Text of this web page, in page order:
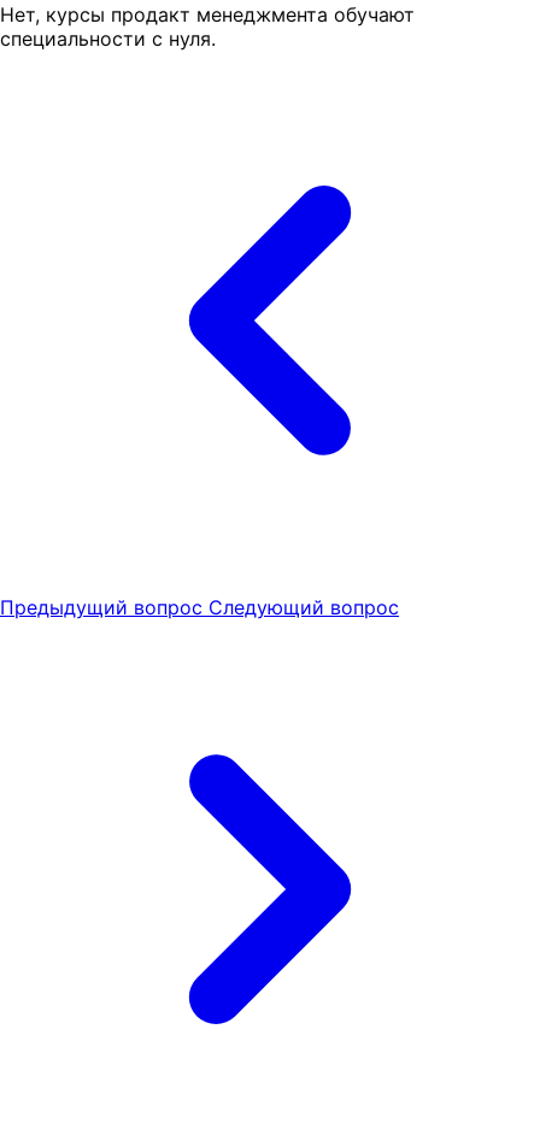
Нет, курсы продакт менеджмента обучают
специальности с нуля.
Предыдущий вопрос Следующий вопрос